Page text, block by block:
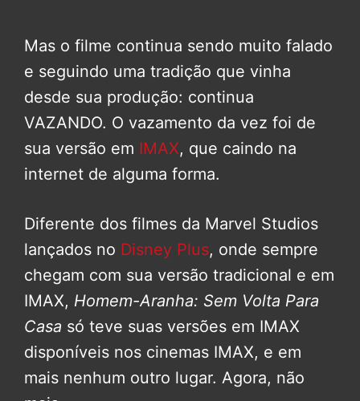
Mas o filme continua sendo muito falado
e seguindo uma tradição que vinha
desde sua produção: continua
VAZANDO. O vazamento da vez foi de
sua versão em IMAX, que caindo na
internet de alguma forma.
Diferente dos filmes da Marvel Studios
lançados no Disney Plus, onde sempre
chegam com sua versão tradicional e em
IMAX, Homem-Aranha: Sem Volta Para
Casa só teve suas versões em IMAX
disponíveis nos cinemas IMAX, e em
mais nenhum outro lugar. Agora, não